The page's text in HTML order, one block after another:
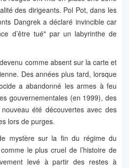
des dirigeants. Pol Pot, dans les
Dangrek a déclaré invincible car
d’être tué" par un labyrinthe de
comme absent sur la carte et
Des années plus tard, lorsque
a abandonné les armes à feu
gouvernementales (en 1999), des
été découvertes avec des
lors de purges.
mystère sur la fin du régime du
le plus cruel de l’histoire de
levé à partir des restes à